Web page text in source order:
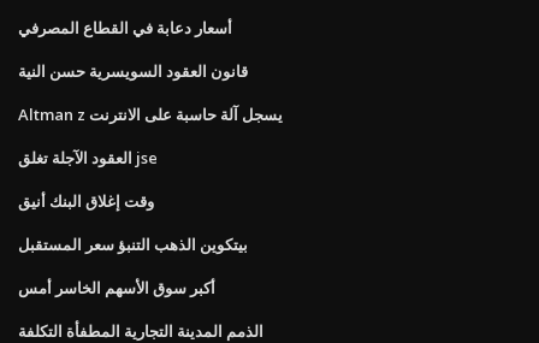
أسعار دعابة في القطاع المصرفي
قانون العقود السويسرية حسن النية
Altman z يسجل آلة حاسبة على الانترنت
العقود الآجلة تغلق jse
وقت إغلاق البنك أنيق
بيتكوين الذهب التنبؤ سعر المستقبل
أكبر سوق الأسهم الخاسر أمس
الذمم المدينة التجارية المطفأة التكلفة